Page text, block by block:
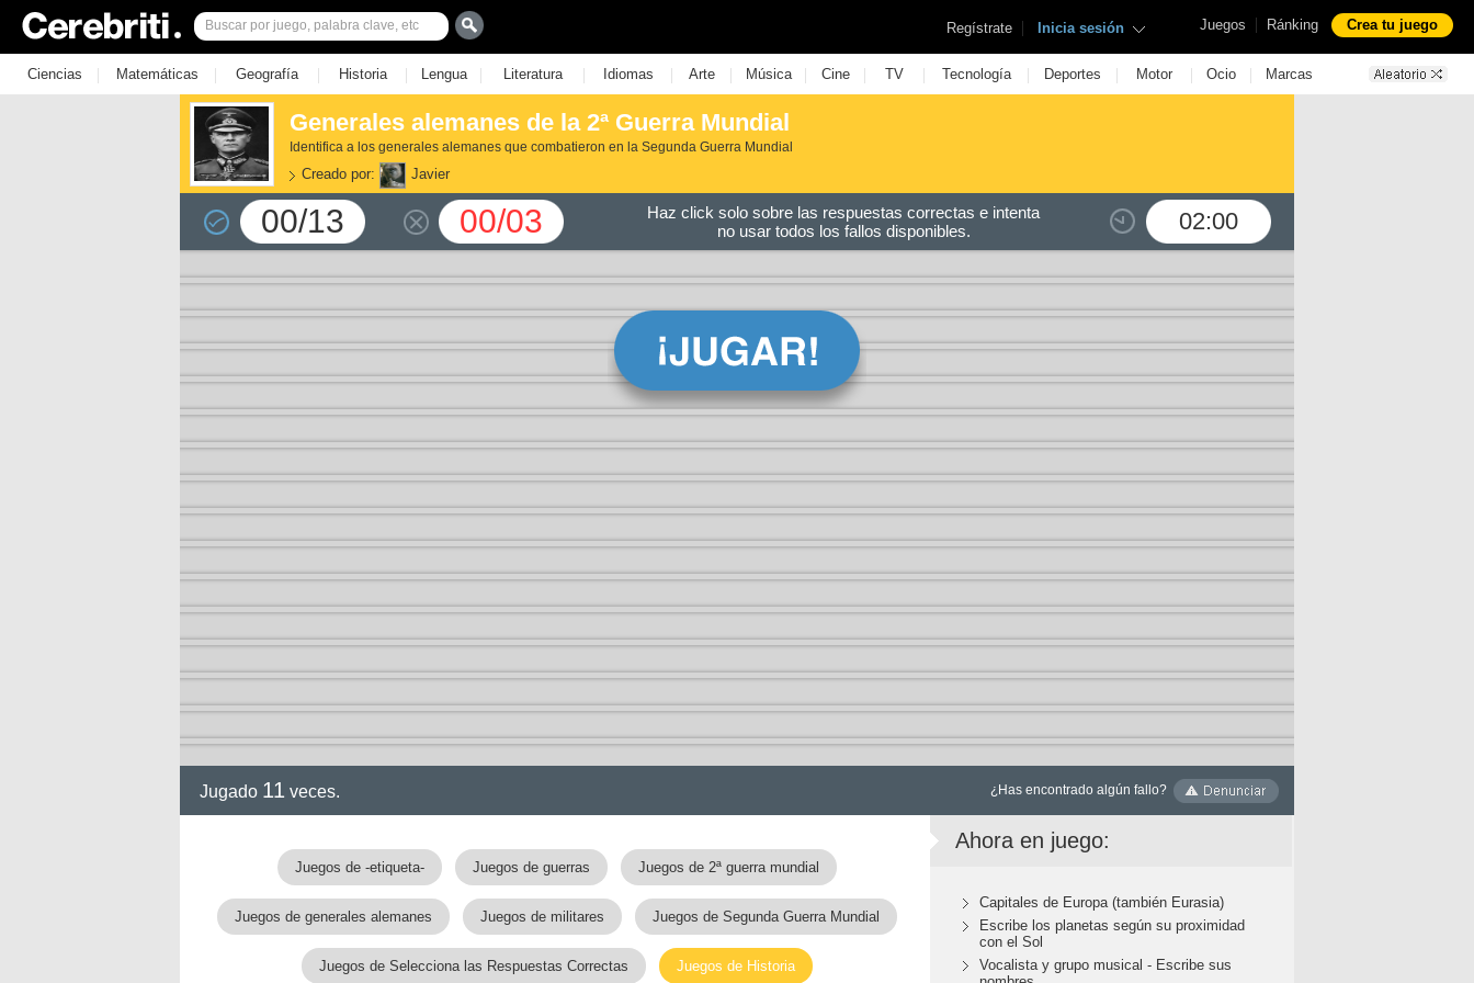
Juegos | Ránking Crea tu juego
Regístrate | Inicia sesión
Ciencias | Matemáticas | Geografía | Historia | Lengua | Literatura | Idiomas | Arte | Música | Cine | TV | Tecnología | Deportes | Motor | Ocio | Marcas
Generales alemanes de la 2ª Guerra Mundial
Identifica a los generales alemanes que combatieron en la Segunda Guerra Mundial
Creado por: Javier
00/13 00/03 02:00
Haz click solo sobre las respuestas correctas e intenta
no usar todos los fallos disponibles.
Jugado 11 veces. ¿Has encontrado algún fallo?
Juegos de -etiqueta- Juegos de guerras Juegos de 2ª guerra mundial
Juegos de generales alemanes Juegos de militares Juegos de Segunda Guerra Mundial
Juegos de Selecciona las Respuestas Correctas Juegos de Historia
Ahora en juego:
Capitales de Europa (también Eurasia)
Escribe los planetas según su proximidad
con el Sol
Vocalista y grupo musical - Escribe sus